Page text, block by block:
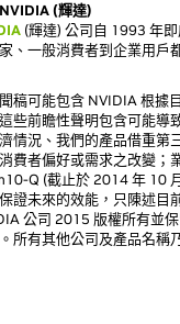
(輝達)
(輝達) 公司自 1993 年
、一般消費者到企業用戶
稿可能包含 NVIDIA 根據
些前瞻性聲明包含可能導
情況、我們的產品借重第
費者偏好或需求之改變；
Q (截止於 2014 年 10
證未來的效能，只陳述目
公司 2015 版權所有並
所有其他公司及產品名稱